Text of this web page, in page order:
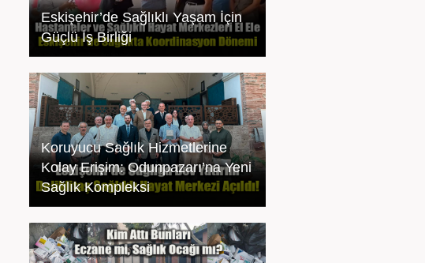
Eskişehir’de Sağlıklı Yaşam İçin
Güçlü İş Birliği
Koruyucu Sağlık Hizmetlerine
Kolay Erişim: Odunpazarı’na Yeni
Sağlık Kompleksi